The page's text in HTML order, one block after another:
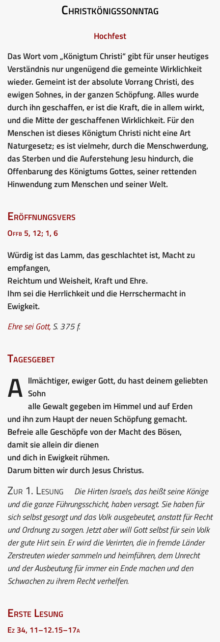
Christkönigssonntag
Hochfest
Das Wort vom „Königtum Christi“ gibt für unser heutiges
Verständnis nur ungenügend die gemeinte Wirklichkeit
wieder. Gemeint ist der absolute Vorrang Christi, des
ewigen Sohnes, in der ganzen Schöpfung. Alles wurde
durch ihn geschaffen, er ist die Kraft, die in allem wirkt,
und die Mitte der geschaffenen Wirklichkeit. Für den
Menschen ist dieses Königtum Christi nicht eine Art
Naturgesetz; es ist vielmehr, durch die Menschwerdung,
das Sterben und die Auferstehung Jesu hindurch, die
Offenbarung des Königtums Gottes, seiner rettenden
Hinwendung zum Menschen und seiner Welt.
Eröffnungsvers
Offb 5, 12; 1, 6
Würdig ist das Lamm, das geschlachtet ist, Macht zu
empfangen,
Reichtum und Weisheit, Kraft und Ehre.
Ihm sei die Herrlichkeit und die Herrschermacht in
Ewigkeit.
Ehre sei Gott,S. 375 f.
Tagesgebet
A llmächtiger, ewiger Gott, du hast deinem geliebten
Sohn
alle Gewalt gegeben im Himmel und auf Erden
und ihn zum Haupt der neuen Schöpfung gemacht.
Befreie alle Geschöpfe von der Macht des Bösen,
damit sie allein dir dienen
und dich in Ewigkeit rühmen.
Darum bitten wir durch Jesus Christus.
Zur 1. Lesung
Die Hirten Israels, das heißt seine Könige
und die ganze Führungsschicht, haben versagt. Sie haben für
sich selbst gesorgt und das Volk ausgebeutet, anstatt für Recht
und Ordnung zu sorgen. Jetzt aber will Gott selbst für sein Volk
der gute Hirt sein. Er wird die Verirrten, die in fremde Länder
Zerstreuten wieder sammeln und heimführen, dem Unrecht
und der Ausbeutung für immer ein Ende machen und den
Schwachen zu ihrem Recht verhelfen.
Erste Lesung
Ez 34, 11–12.15–17a